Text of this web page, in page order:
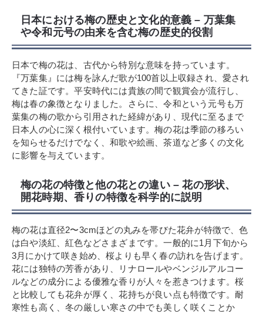
日本における梅の歴史と文化的意義 – 万葉集
や令和元号の由来を含む梅の歴史的役割
日本で梅の花は、古代から特別な意味を持っています。
『万葉集』には梅を詠んだ歌が100首以上収録され、愛され
てきた証です。平安時代には貴族の間で観賞会が流行し、
梅は春の象徴となりました。さらに、令和という元号も万
葉集の梅の歌から引用された経緯があり、現代に至るまで
日本人の心に深く根付いています。梅の花は季節の移ろい
を知らせるだけでなく、和歌や絵画、茶道など多くの文化
に影響を与えています。
梅の花の特徴と他の花との違い – 花の形状、
開花時期、香りの特徴を科学的に説明
梅の花は直径2〜3cmほどの丸みを帯びた花弁が特徴で、色
は白や淡紅、紅色などさまざまです。一般的に1月下旬から
3月にかけて咲き始め、桜よりも早く春の訪れを告げます。
花には独特の芳香があり、リナロールやベンジルアルコー
ルなどの成分による優雅な香りが人々を惹きつけます。桜
と比較しても花弁が厚く、花持ちが良い点も特徴です。耐
寒性も高く、冬の厳しい寒さの中でも美しく咲くことか